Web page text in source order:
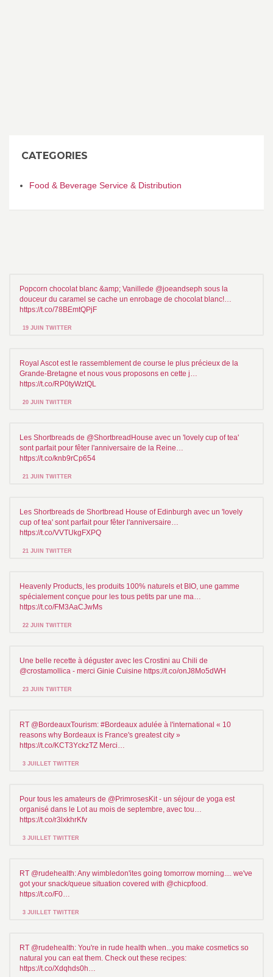
CATEGORIES
Food & Beverage Service & Distribution
Popcorn chocolat blanc &amp; Vanillede @joeandseph sous la
douceur du caramel se cache un enrobage de chocolat blanc!…
https://t.co/78BEmtQPjF
19 JUIN TWITTER
Royal Ascot est le rassemblement de course le plus précieux de la
Grande-Bretagne et nous vous proposons en cette j…
https://t.co/RP0tyWztQL
20 JUIN TWITTER
Les Shortbreads de @ShortbreadHouse avec un 'lovely cup of tea'
sont parfait pour fêter l'anniversaire de la Reine…
https://t.co/knb9rCp654
21 JUIN TWITTER
Les Shortbreads de Shortbread House of Edinburgh avec un 'lovely
cup of tea' sont parfait pour fêter l'anniversaire…
https://t.co/VVTUkgFXPQ
21 JUIN TWITTER
Heavenly Products, les produits 100% naturels et BIO, une gamme
spécialement conçue pour les tous petits par une ma…
https://t.co/FM3AaCJwMs
22 JUIN TWITTER
Une belle recette à déguster avec les Crostini au Chili de
@crostamollica - merci Ginie Cuisine https://t.co/onJ8Mo5dWH
23 JUIN TWITTER
RT @BordeauxTourism: #Bordeaux adulée à l'international « 10
reasons why Bordeaux is France's greatest city »
https://t.co/KCT3YckzTZ Merci…
3 JUILLET TWITTER
Pour tous les amateurs de @PrimrosesKit - un séjour de yoga est
organisé dans le Lot au mois de septembre, avec tou…
https://t.co/r3lxkhrKfv
3 JUILLET TWITTER
RT @rudehealth: Any wimbledon'ites going tomorrow morning.... we've
got your snack/queue situation covered with @chicpfood.
https://t.co/F0…
3 JUILLET TWITTER
RT @rudehealth: You're in rude health when...you make cosmetics so
natural you can eat them. Check out these recipes:
https://t.co/Xdqhds0h…